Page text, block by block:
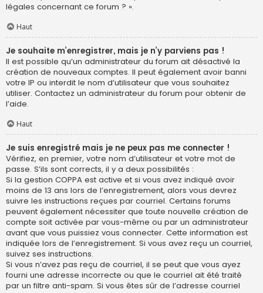
légales concernant ce forum ? ».
Haut
Je souhaite m’enregistrer, mais je n’y parviens pas !
Il est possible qu’un administrateur du forum ait désactivé la
création de nouveaux comptes. Il peut également avoir banni
votre IP ou interdit le nom d’utilisateur que vous souhaitez
utiliser. Contactez un administrateur du forum pour obtenir de
l’aide.
Haut
Je suis enregistré mais je ne peux pas me connecter !
Vérifiez, en premier, votre nom d’utilisateur et votre mot de
passe. S’ils sont corrects, il y a deux possibilités :
Si la gestion COPPA est active et si vous avez indiqué avoir
moins de 13 ans lors de l’enregistrement, alors vous devrez
suivre les instructions reçues par courriel. Certains forums
peuvent également nécessiter que toute nouvelle création de
compte soit activée par vous-même ou par un administrateur
avant que vous puissiez vous connecter. Cette information est
indiquée lors de l’enregistrement. Si vous avez reçu un courriel,
suivez ses instructions.
Si vous n’avez pas reçu de courriel, il se peut que vous ayez
fourni une adresse incorrecte ou que le courriel ait été traité
par un filtre anti-spam. Si vous êtes sûr de l’adresse courriel